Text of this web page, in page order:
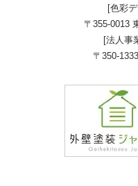
[色彩
〒355-0013
[法人事
〒350-